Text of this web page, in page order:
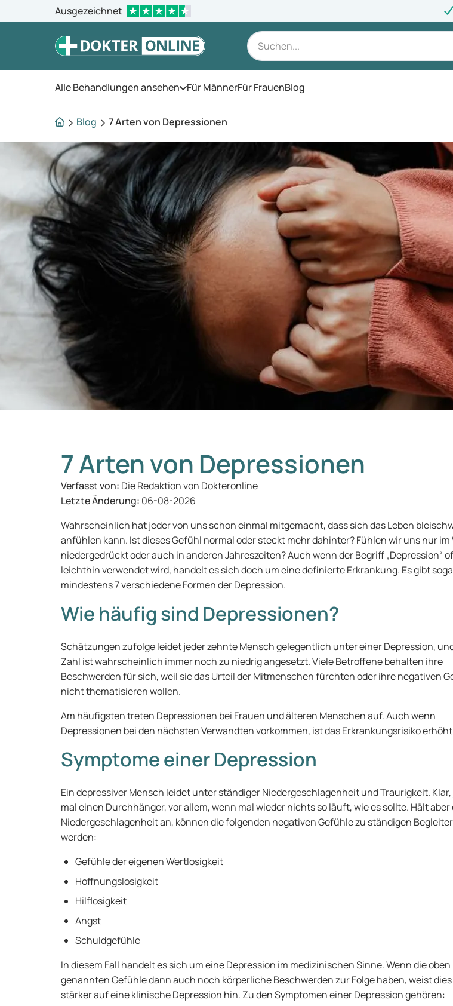
Ausgezeichnet
Alle Behandlungen ansehen Öffnen Sie das Menü
Für MännerFür FrauenBlog
Blog 7 Arten von Depressionen
7 Arten von Depressionen
Verfasst von: Die Redaktion von Dokteronline
Letzte Änderung: 06-08-2026
Wahrscheinlich hat jeder von uns schon einmal mitgemacht, dass sich das Leben
anfühlen kann. Ist dieses Gefühl normal oder steckt mehr dahinter? Fühlen wir uns nur
niedergedrückt oder auch in anderen Jahreszeiten? Auch wenn der Begriff „Depression“
leichthin verwendet wird, handelt es sich doch um eine definierte Erkrankung. Es gibt
mindestens 7 verschiedene Formen der Depression.
Wie häufig sind Depressionen?
Schätzungen zufolge leidet jeder zehnte Mensch gelegentlich unter einer Depression,
Zahl ist wahrscheinlich immer noch zu niedrig angesetzt. Viele Betroffene behalten ihre
Beschwerden für sich, weil sie das Urteil der Mitmenschen fürchten oder ihre negativen
nicht thematisieren wollen.
Am häufigsten treten Depressionen bei Frauen und älteren Menschen auf. Auch wenn
Depressionen bei den nächsten Verwandten vorkommen, ist das Erkrankungsrisiko
Symptome einer Depression
Ein depressiver Mensch leidet unter ständiger Niedergeschlagenheit und Traurigkeit.
mal einen Durchhänger, vor allem, wenn mal wieder nichts so läuft, wie es sollte. Hält aber
Niedergeschlagenheit an, können die folgenden negativen Gefühle zu ständigen
werden:
Gefühle der eigenen Wertlosigkeit
Hoffnungslosigkeit
Hilflosigkeit
Angst
Schuldgefühle
In diesem Fall handelt es sich um eine Depression im medizinischen Sinne. Wenn die oben
genannten Gefühle dann auch noch körperliche Beschwerden zur Folge haben, weist
stärker auf eine klinische Depression hin. Zu den Symptomen einer Depression gehören: